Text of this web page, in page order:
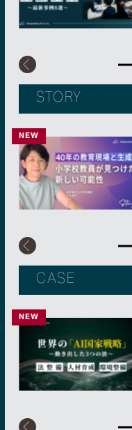
STORY
NEW
CASE
NEW